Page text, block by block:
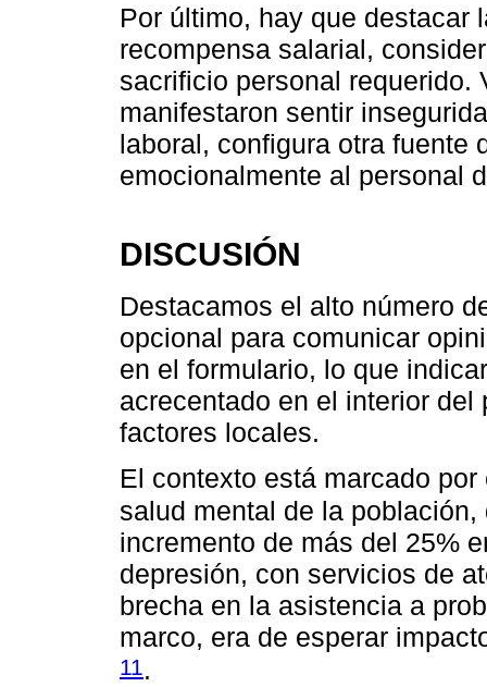
Por último, hay que destacar
recompensa salarial,
sacrificio personal requerido.
manifestaron sentir
laboral, configura otra fuente
emocionalmente al personal
DISCUSIÓN
Destacamos el alto número
opcional para comunicar
en el formulario, lo que
acrecentado en el interior
factores locales.
El contexto está marcado
salud mental de la
incremento de más del 25%
depresión, con servicios de
brecha en la asistencia a
marco, era de esperar
11 .